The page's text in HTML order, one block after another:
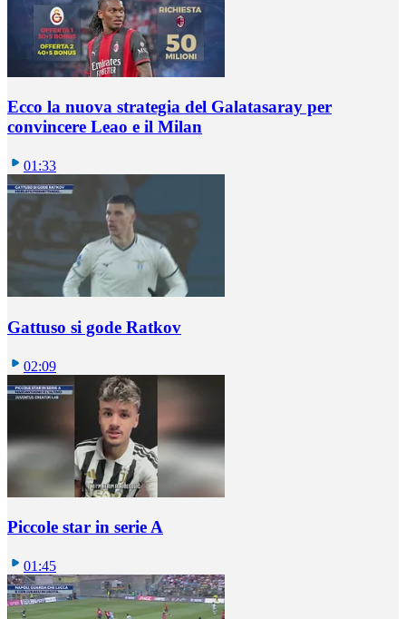
Ecco la nuova strategia del Galatasaray per
convincere Leao e il Milan
01:33
Gattuso si gode Ratkov
02:09
Piccole star in serie A
01:45